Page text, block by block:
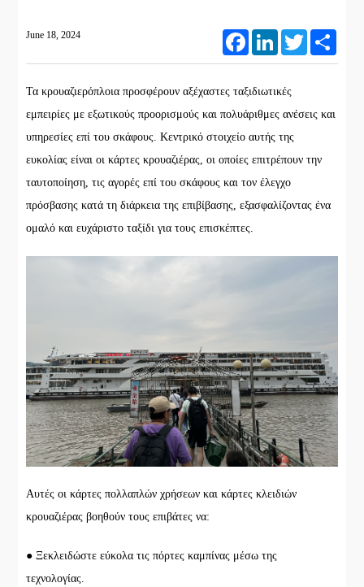
June 18, 2024 FacebookLinkedIn Twitter
Τα κρουαζιερόπλοια προσφέρουν αξέχαστες ταξιδιωτικές
εμπειρίες με εξωτικούς προορισμούς και πολυάριθμες ανέσεις και
υπηρεσίες επί του σκάφους. Κεντρικό στοιχείο αυτής της
ευκολίας είναι οι κάρτες κρουαζιέρας, οι οποίες επιτρέπουν την
ταυτοποίηση, τις αγορές επί του σκάφους και τον έλεγχο
πρόσβασης κατά τη διάρκεια της επιβίβασης, εξασφαλίζοντας ένα
ομαλό και ευχάριστο ταξίδι για τους επισκέπτες.
Αυτές οι κάρτες πολλαπλών χρήσεων και κάρτες κλειδιών
κρουαζιέρας βοηθούν τους επιβάτες να:
● Ξεκλειδώστε εύκολα τις πόρτες καμπίνας μέσω της
τεχνολογίας.